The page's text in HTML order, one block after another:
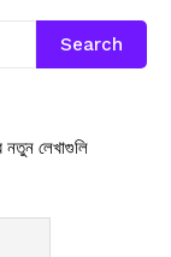
Search
নতুন লেখাগুলি